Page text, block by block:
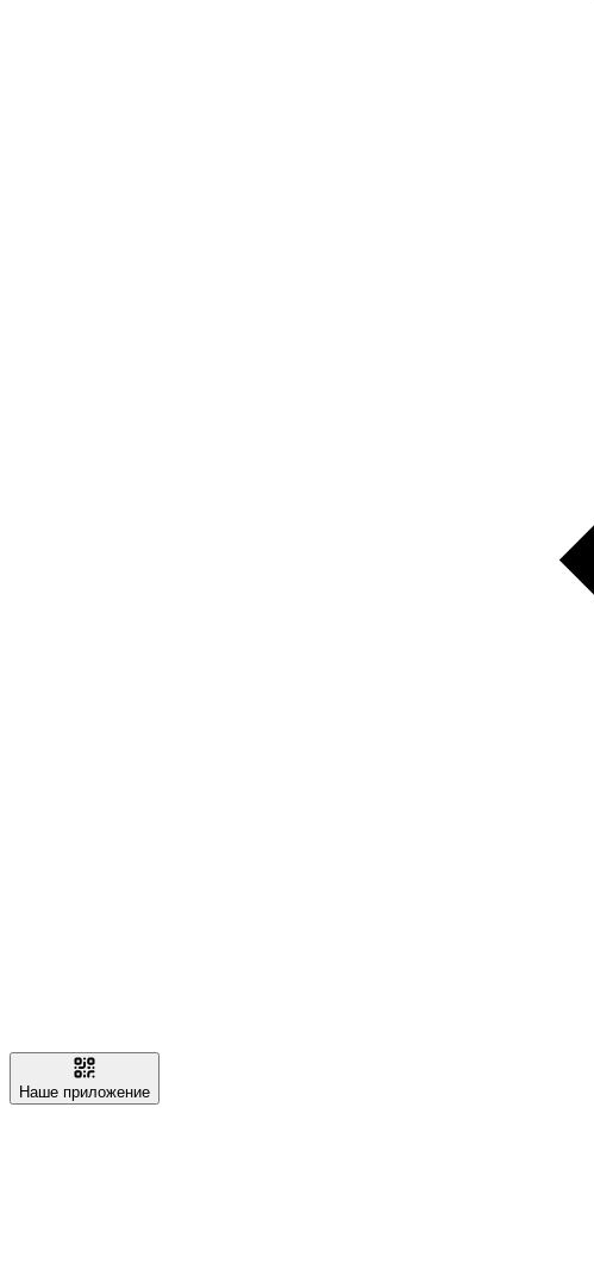
Наше приложение